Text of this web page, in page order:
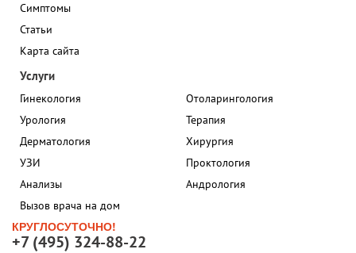
Симптомы
Статьи
Карта сайта
Услуги
Гинекология
Урология
Дерматология
УЗИ
Анализы
Вызов врача на дом
Отоларингология
Терапия
Хирургия
Проктология
Андрология
КРУГЛОСУТОЧНО!
+7 (495) 324-88-22